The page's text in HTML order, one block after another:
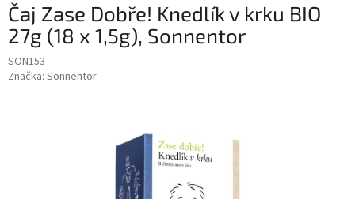
Čaj Zase Dobře! Knedlík v krku BIO
27g (18 x 1,5g), Sonnentor
SON153
Značka: Sonnentor